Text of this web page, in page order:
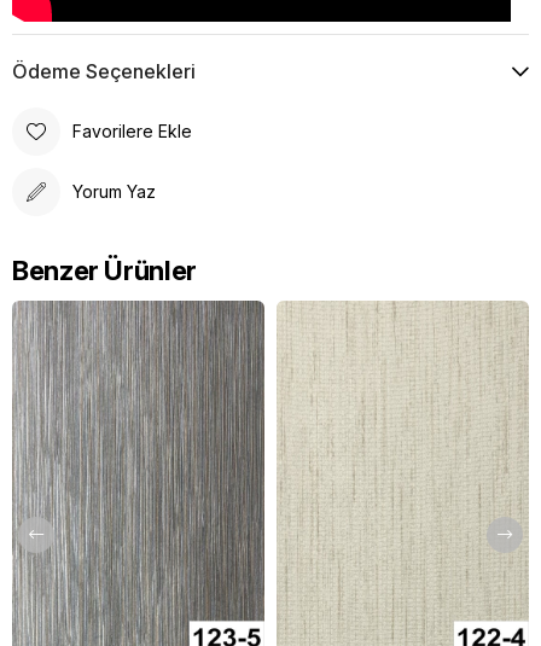
Ödeme Seçenekleri
Favorilere Ekle
Yorum Yaz
Benzer Ürünler